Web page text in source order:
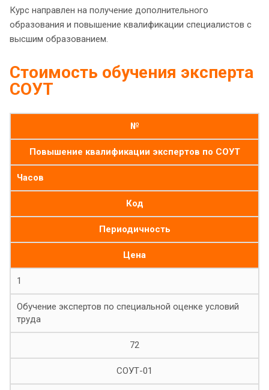
Курс направлен на получение дополнительного
образования и повышение квалификации специалистов с
высшим образованием.
Стоимость обучения эксперта
СОУТ
№
Повышение квалификации экспертов по СОУТ
Часов
Код
Периодичность
Цена
1
Обучение экспертов по специальной оценке условий
труда
72
СОУТ-01